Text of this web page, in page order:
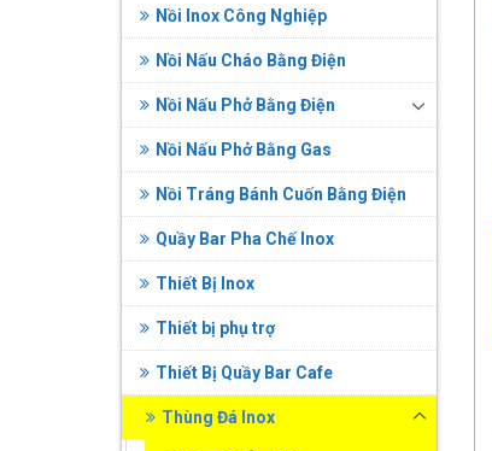
Nồi Inox Công Nghiệp
Nồi Nấu Cháo Bằng Điện
Nồi Nấu Phở Bằng Điện
Nồi Nấu Phở Bằng Gas
Nồi Tráng Bánh Cuốn Bằng Điện
Quầy Bar Pha Chế Inox
Thiết Bị Inox
Thiết bị phụ trợ
Thiết Bị Quầy Bar Cafe
Thùng Đá Inox